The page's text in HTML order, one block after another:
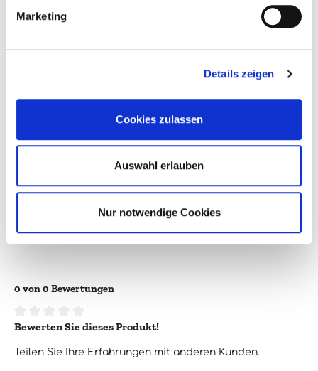
Marketing
Details zeigen
Cookies zulassen
Auswahl erlauben
Nur notwendige Cookies
Alkoholgehalt: n.a.%
Land: Deutschland
Rheingau
Verpackungsgröße: 1
0 von 0 Bewertungen
Durchschnittliche Bewertung von 0 von 5 Sternen
Bewerten Sie dieses Produkt!
Teilen Sie Ihre Erfahrungen mit anderen Kunden.